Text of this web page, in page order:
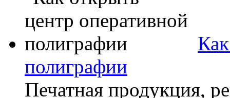
полиграфии
Печатная продукция,